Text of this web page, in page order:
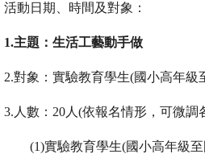
活動日期、時間及對象：
1.主題：生活工藝動手做
2.對象：實驗教育學生(國小高年級
3. 人數： 20人 (依報名情形，可微調
(1)實驗教育學生(國小高年級